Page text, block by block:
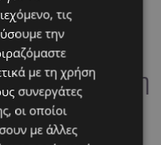
επιτυχημένη
τις
την
με τη χρήση
συνεργάτες
οι οποίοι
με άλλες